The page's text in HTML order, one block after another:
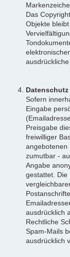
Das
Objekte
Datenschutz
Sofern
Eingabe
Preisgabe
freiwilliger
angebotenen
zumutbar -
Angabe
gestattet. Die
ausdrücklich
Rechtliche
Spam-Mails
ausdrücklich